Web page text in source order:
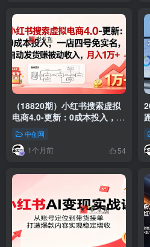
（18820期）小红书搜索虚拟
电商4.0-更新：0成本投入，一
店四号免实名，自动发货赚被
动收入，月入1万+
中创网
1个月前 54